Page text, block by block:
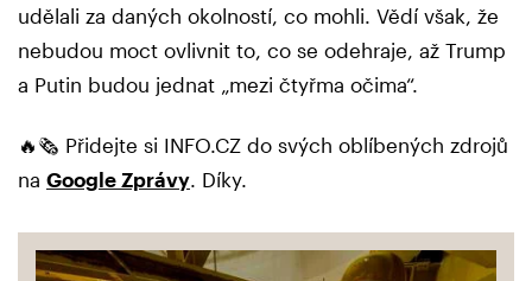
udělali za daných okolností, co mohli. Vědí však, že
nebudou moct ovlivnit to, co se odehraje, až Trump
a Putin budou jednat „mezi čtyřma očima“.
🔥🗞️ Přidejte si INFO.CZ do svých oblíbených zdrojů
na Google Zprávy. Díky.